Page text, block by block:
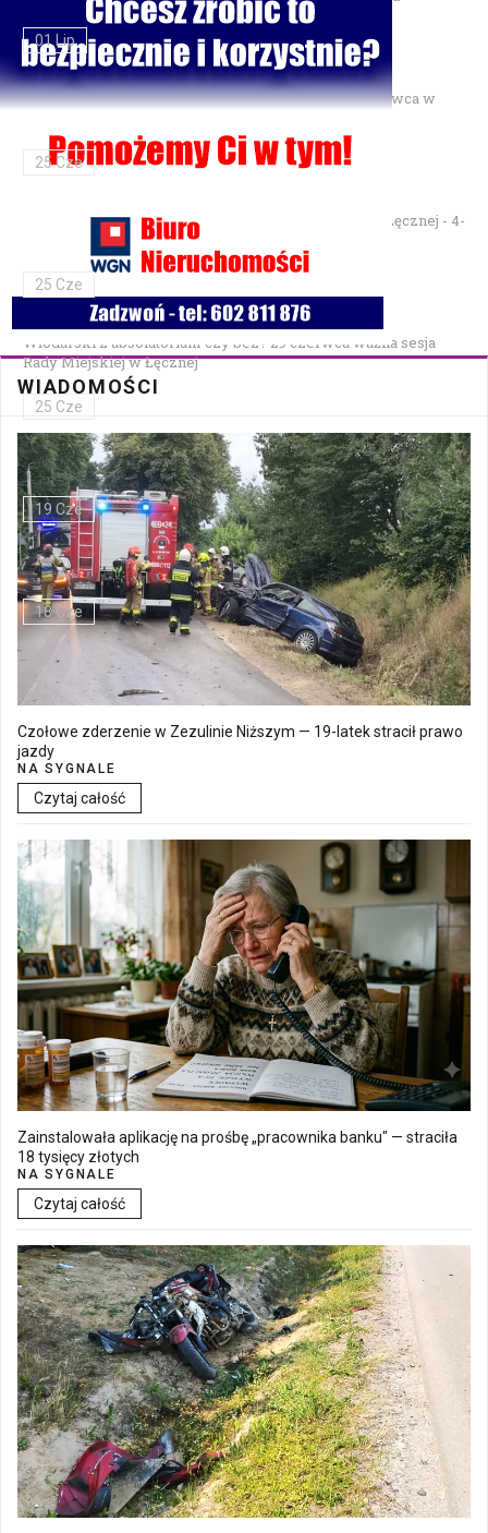
01 Lip
Gminne Zawody Sportowo-Pożarnicze OSP — 28 czerwca w
25 Cze
XXVII Festiwal Kapel Ulicznych i Podwórkowych w Łęcznej - 4-
5 lipca w Parku na Podzamczu
25 Cze
Włodarski z absolutorium czy bez? 29 czerwca ważna sesja
Rady Miejskiej w Łęcznej
25 Cze
Bezpłatna mammografia w Cycowie
19 Cze
Walne Zgromadzenie w SM "Batory" już 19 czerwca w Łęcznej
18 Cze
WIADOMOŚCI
Czołowe zderzenie w Zezulinie Niższym — 19-latek stracił prawo
jazdy
NA SYGNALE
Czytaj całość
Zainstalowała aplikację na prośbę „pracownika banku" — straciła
18 tysięcy złotych
NA SYGNALE
Czytaj całość